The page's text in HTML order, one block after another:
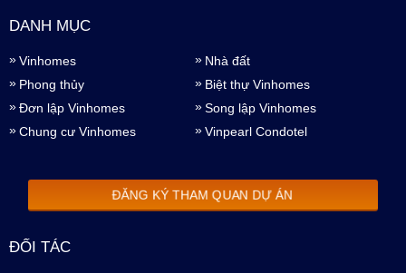
DANH MỤC
Vinhomes
Nhà đất
Phong thủy
Biệt thự Vinhomes
Đơn lập Vinhomes
Song lập Vinhomes
Chung cư Vinhomes
Vinpearl Condotel
ĐĂNG KÝ THAM QUAN DỰ ÁN
ĐỐI TÁC